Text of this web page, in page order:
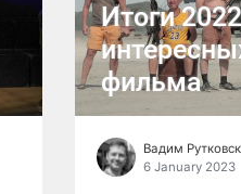
Итоги
фильма
Вадим
6 January 2023